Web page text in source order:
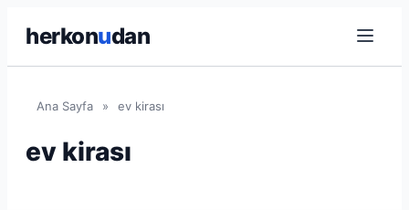
herkonudan
Ana Sayfa » ev kirası
ev kirası